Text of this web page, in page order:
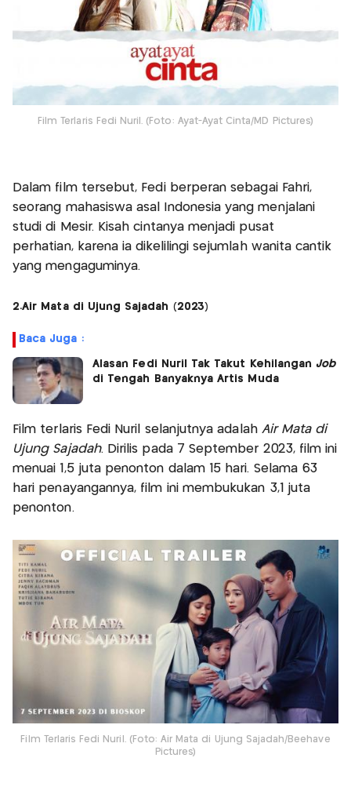
Film Terlaris Fedi Nuril. (Foto: Ayat-Ayat Cinta/MD Pictures)
Dalam film tersebut, Fedi berperan sebagai Fahri,
seorang mahasiswa asal Indonesia yang menjalani
studi di Mesir. Kisah cintanya menjadi pusat
perhatian, karena ia dikelilingi sejumlah wanita cantik
yang mengaguminya.
2.Air Mata di Ujung Sajadah (2023)
Baca Juga :
Alasan Fedi Nuril Tak Takut Kehilangan Job
di Tengah Banyaknya Artis Muda
Film terlaris Fedi Nuril selanjutnya adalah Air Mata di
Ujung Sajadah. Dirilis pada 7 September 2023, film ini
menuai 1,5 juta penonton dalam 15 hari. Selama 63
hari penayangannya, film ini membukukan 3,1 juta
penonton.
Film Terlaris Fedi Nuril. (Foto: Air Mata di Ujung Sajadah/Beehave
Pictures)